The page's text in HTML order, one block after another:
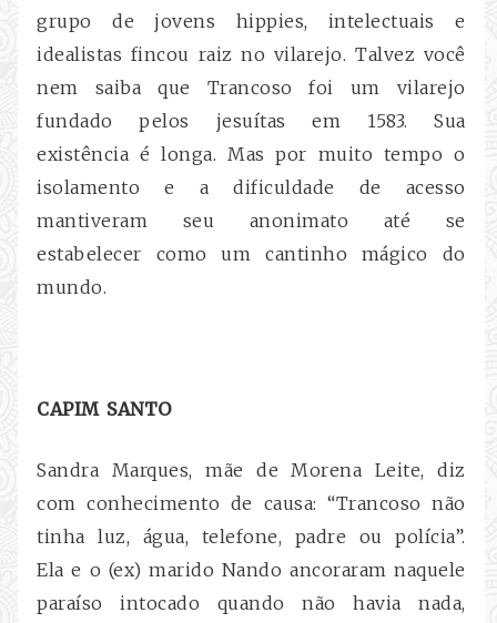
grupo de jovens hippies, intelectuais e
idealistas fincou raiz no vilarejo. Talvez você
nem saiba que Trancoso foi um vilarejo
fundado pelos jesuítas em 1583. Sua
existência é longa. Mas por muito tempo o
isolamento e a dificuldade de acesso
mantiveram seu anonimato até se
estabelecer como um cantinho mágico do
mundo.
CAPIM SANTO
Sandra Marques, mãe de Morena Leite, diz
com conhecimento de causa: “Trancoso não
tinha luz, água, telefone, padre ou polícia”.
Ela e o (ex) marido Nando ancoraram naquele
paraíso intocado quando não havia nada,